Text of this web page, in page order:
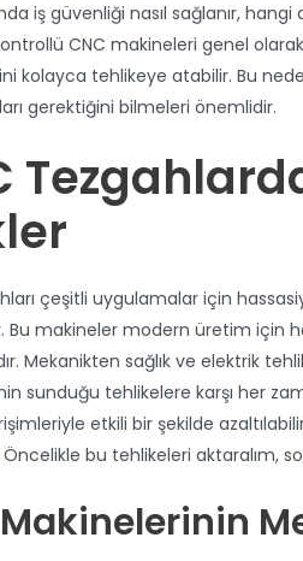
iş güvenliği nasıl sağlanır, hangi
CNC makineleri genel
kolayca tehlikeye atabilir. Bu
gerektiğini bilmeleri önemlidir.
çeşitli uygulamalar için
Bu makineler modern üretim için
Mekanikten sağlık ve elektrik
sunduğu tehlikelere karşı her
etkili bir şekilde
Öncelikle bu tehlikeleri aktaralım,